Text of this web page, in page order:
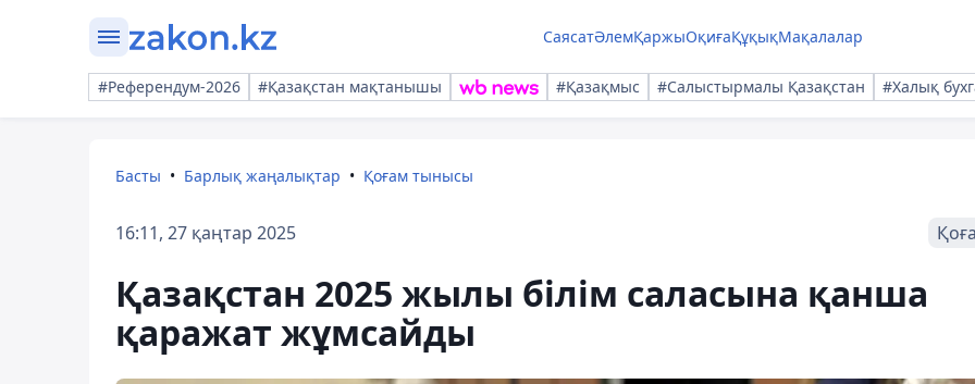
СаясатӘлемҚаржыОқиғаҚұқықМақалалар
#Референдум-2026 #Қазақстан мақтанышы #Қазақмыс #Салыстырмалы Қазақстан #Халық
Басты Барлық жаңалықтар Қоғам тынысы
16:11, 27 қаңтар 2025
Қазақстан 2025 жылы білім саласына қанша
қаражат жұмсайды